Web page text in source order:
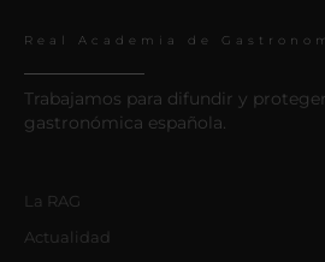
Real Academia de
Trabajamos para difundir y
gastronómica española.
La RAG
Actualidad